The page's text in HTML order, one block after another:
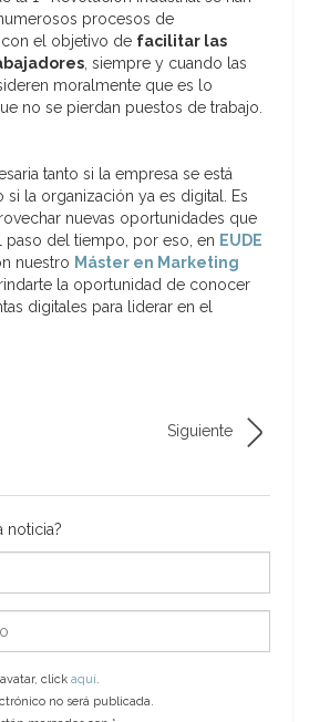
procesos de
el objetivo de facilitar las
, siempre y cuando las
moralmente que es lo
no se pierdan puestos de trabajo.
tanto si la empresa se está
la organización ya es digital. Es
nuevas oportunidades que
del tiempo, por eso, en EUDE
nuestro Máster en Marketing
la oportunidad de conocer
digitales para liderar en el
Siguiente
noticia?
click aquí.
no será publicada.